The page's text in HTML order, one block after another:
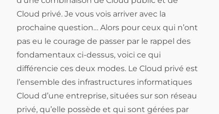
Cloud privé. Je vous vois arriver avec la
prochaine question… Alors pour ceux qui n’ont
pas eu le courage de passer par le rappel des
fondamentaux ci-dessus, voici ce qui
différencie ces deux modes. Le Cloud privé est
l’ensemble des infrastructures informatiques
Cloud d’une entreprise, situées sur son réseau
privé, qu’elle possède et qui sont gérées par